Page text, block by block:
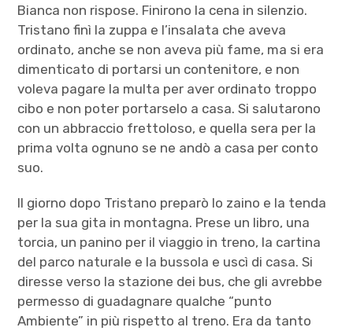
Bianca non rispose. Finirono la cena in silenzio.
Tristano finì la zuppa e l’insalata che aveva
ordinato, anche se non aveva più fame, ma si era
dimenticato di portarsi un contenitore, e non
voleva pagare la multa per aver ordinato troppo
cibo e non poter portarselo a casa. Si salutarono
con un abbraccio frettoloso, e quella sera per la
prima volta ognuno se ne andò a casa per conto
suo.
Il giorno dopo Tristano preparò lo zaino e la tenda
per la sua gita in montagna. Prese un libro, una
torcia, un panino per il viaggio in treno, la cartina
del parco naturale e la bussola e uscì di casa. Si
diresse verso la stazione dei bus, che gli avrebbe
permesso di guadagnare qualche “punto
Ambiente” in più rispetto al treno. Era da tanto